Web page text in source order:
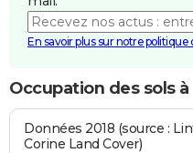
En savoir plus sur notre
Occupation des sols
Données 2018 (source :
Corine Land Cover)